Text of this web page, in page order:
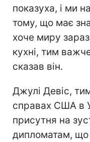
показуха, і ми
тому, що має
хоче миру
кухні, тим
сказав він.
Джулі Девіс,
справах США в
присутня на
дипломатам, що